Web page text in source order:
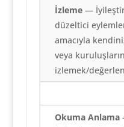
İzleme—
düzeltici
amacıyla
veya
izlemek/
Okuma Anlama